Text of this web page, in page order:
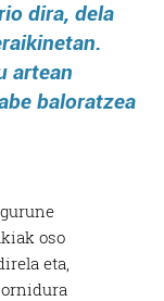
dira, dela
artean
baloratzea
oso
eta,